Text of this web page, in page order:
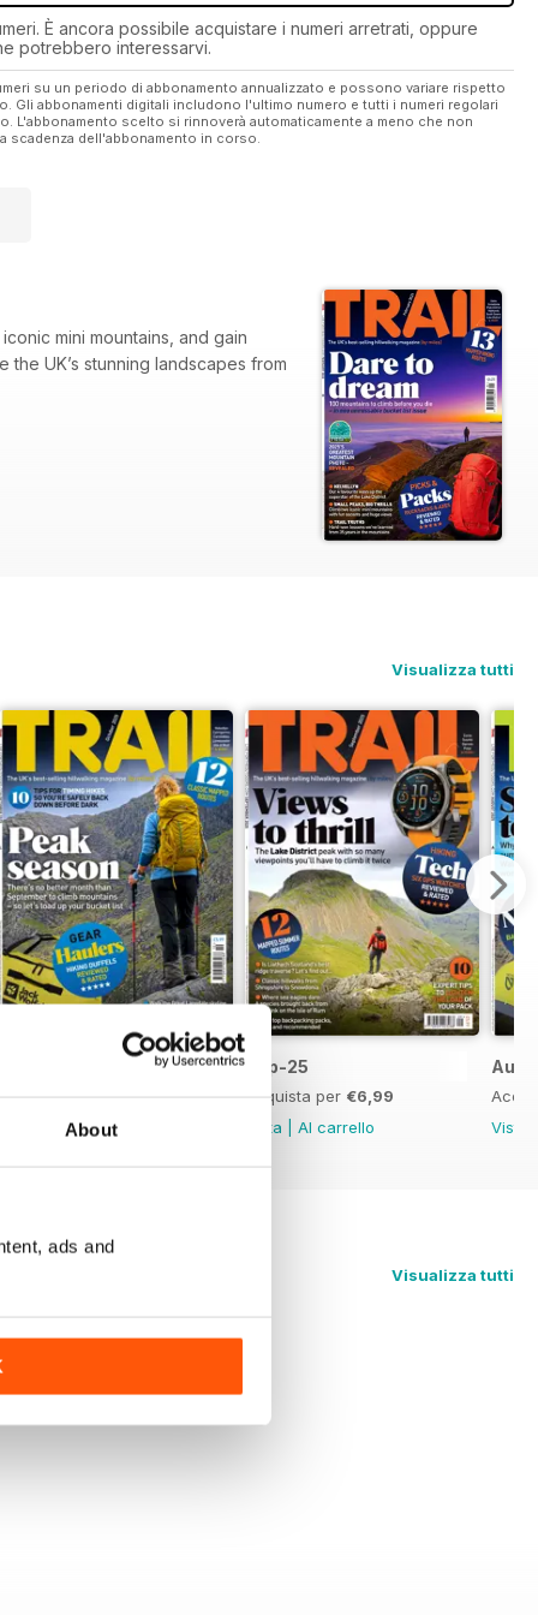
About
ads and
È ancora possibile acquistare i numeri arretrati, oppure
potrebbero interessarvi.
su un periodo di abbonamento annualizzato e possono variare rispetto
abbonamenti digitali includono l'ultimo numero e tutti i numeri regolari
L'abbonamento scelto si rinnoverà automaticamente a meno che non
scadenza dell'abbonamento in corso.
mini mountains, and gain
UK’s stunning landscapes from
Visualizza tutti
Acquista per€6,99
Al carrello
Sep-25
Acquista per €6,99
Vista
Al carrello
Aug-
Vista
Visualizza tutti